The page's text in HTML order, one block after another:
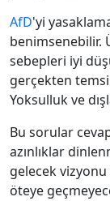
AfD'yi
benimsenebilir.
sebepleri iyi
gerçekten
Yoksulluk ve
Bu sorular
azınlıklar
gelecek
öteye